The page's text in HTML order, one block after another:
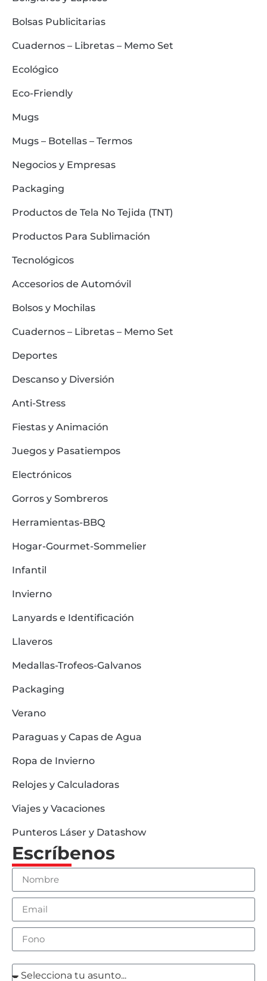
Bolsas Publicitarias
Cuadernos – Libretas – Memo Set
Ecológico
Eco-Friendly
Mugs
Mugs – Botellas – Termos
Negocios y Empresas
Packaging
Productos de Tela No Tejida (TNT)
Productos Para Sublimación
Tecnológicos
Accesorios de Automóvil
Bolsos y Mochilas
Cuadernos – Libretas – Memo Set
Deportes
Descanso y Diversión
Anti-Stress
Fiestas y Animación
Juegos y Pasatiempos
Electrónicos
Gorros y Sombreros
Herramientas-BBQ
Hogar-Gourmet-Sommelier
Infantil
Invierno
Lanyards e Identificación
Llaveros
Medallas-Trofeos-Galvanos
Packaging
Verano
Paraguas y Capas de Agua
Ropa de Invierno
Relojes y Calculadoras
Viajes y Vacaciones
Punteros Láser y Datashow
Escríbenos